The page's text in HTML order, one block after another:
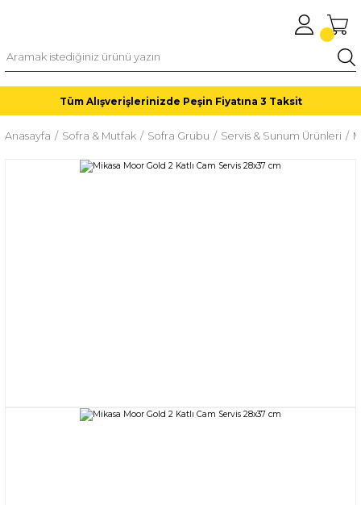
Tüm Alışverişlerinizde Peşin Fiyatına 3 Taksit
Anasayfa Sofra & Mutfak Sofra Grubu Servis & Sunum Ürünleri